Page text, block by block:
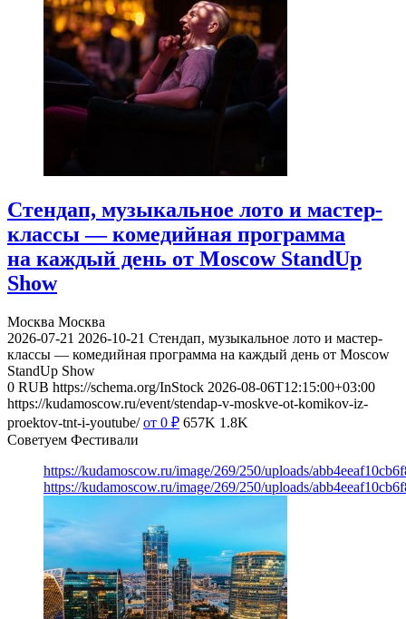
Стендап, музыкальное лото и мастер-
классы — комедийная программа
на каждый день от Moscow StandUp
Show
Москва Москва
2026-07-21 2026-10-21 Стендап, музыкальное лото и мастер-
классы — комедийная программа на каждый день от Moscow
StandUp Show
0 RUB https://schema.org/InStock 2026-08-06T12:15:00+03:00
https://kudamoscow.ru/event/stendap-v-moskve-ot-komikov-iz-
proektov-tnt-i-youtube/ от 0 ₽ 657K 1.8K
Советуем Фестивали
https://kudamoscow.ru/image/269/250/uploads/
https://kudamoscow.ru/image/269/250/uploads/